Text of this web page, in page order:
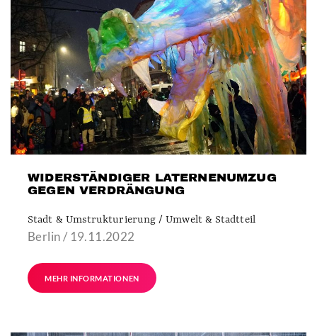
WIDERSTÄNDIGER LATERNENUMZUG
GEGEN VERDRÄNGUNG
Stadt & Umstrukturierung / Umwelt & Stadtteil
Berlin / 19.11.2022
MEHR INFORMATIONEN